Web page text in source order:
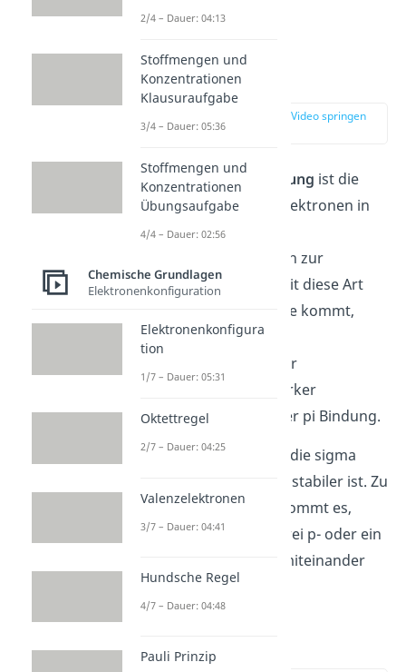
Sigma Bindung
zur Stelle im Video springen
(01:24)
Bei einersigma Bindung ist die
Ladeverteilung der Elektronen in
der Verbindung
rotationssymmetrisch zur
Bindungsachse. Damit diese Art
der Bindung zustande kommt,
müssen sich die zwei
Elektronenwolken der
Bindungspartner stärker
überlappen als bei der pi Bindung.
Das führt dazu, dass die sigma
Bindung energetisch stabiler ist. Zu
der sigma Bindung kommt es,
wenn zwei s- oder zwei p- oder ein
s- und ein p-Orbital miteinander
binden.
Pi Bindung
2/4 – Dauer: 04:13
Stoffmengen und
Konzentrationen
Klausuraufgabe
3/4 – Dauer: 05:36
Stoffmengen und
Konzentrationen
Übungsaufgabe
4/4 – Dauer: 02:56
Chemische Grundlagen
Elektronenkonfiguration
Elektronenkonfigura
tion
1/7 – Dauer: 05:31
Oktettregel
2/7 – Dauer: 04:25
Valenzelektronen
3/7 – Dauer: 04:41
Hundsche Regel
4/7 – Dauer: 04:48
Pauli Prinzip